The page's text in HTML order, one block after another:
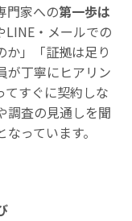
門家への第一歩は
LINE・メールでの
か」「証拠は足り
が丁寧にヒアリン
てすぐに契約しな
調査の見通しを聞
っています。